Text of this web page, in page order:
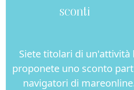
sconti
Siete titolari di un'attività
proponete uno sconto
navigatori di